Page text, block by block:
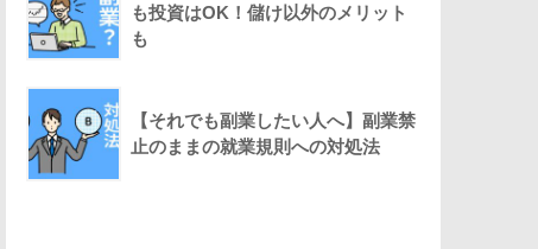
も投資はOK！儲け以外のメリット
も
【それでも副業したい人へ】副業禁
止のままの就業規則への対処法